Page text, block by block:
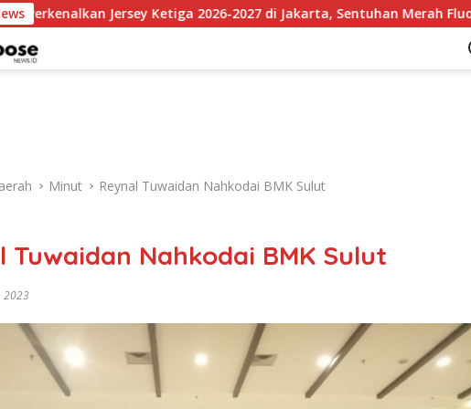
Ketiga 2026-2027 di Jakarta, Sentuhan Merah Fluoresen Jadi Sorotan
Minut Reynal Tuwaidan Nahkodai BMK Sulut
Tuwaidan Nahkodai BMK Sulut
2023